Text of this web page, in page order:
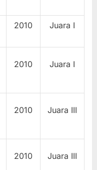
2010 Juara I
2010 Juara I
2010 Juara III
2010 Juara III